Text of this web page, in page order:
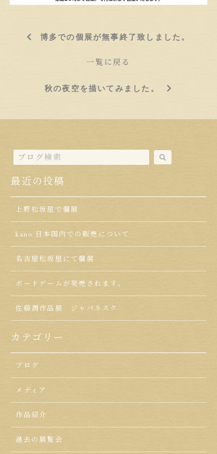
博多での個展が無事終了致しました。
一覧に戻る
秋の夜空を描いてみました。
最近の投稿
上野松坂屋で個展
kano 日本国内での販売について
名古屋松坂屋にて個展
ボードゲームが発売されます。
佐藤潤作品展 ジャパネスク
カテゴリー
ブログ
メディア
作品紹介
過去の展覧会